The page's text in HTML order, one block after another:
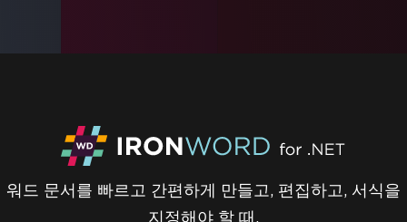
워드 문서를 빠르고 간편하게 만들고, 편집하고, 서식을
지정해야 할 때.